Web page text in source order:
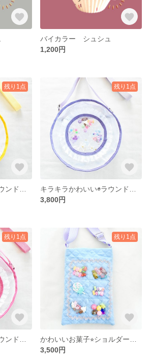
バイカラー シュシュ
1,200円
残り1点 残り1点
3,800円
残り1点 残り1点
3,500円